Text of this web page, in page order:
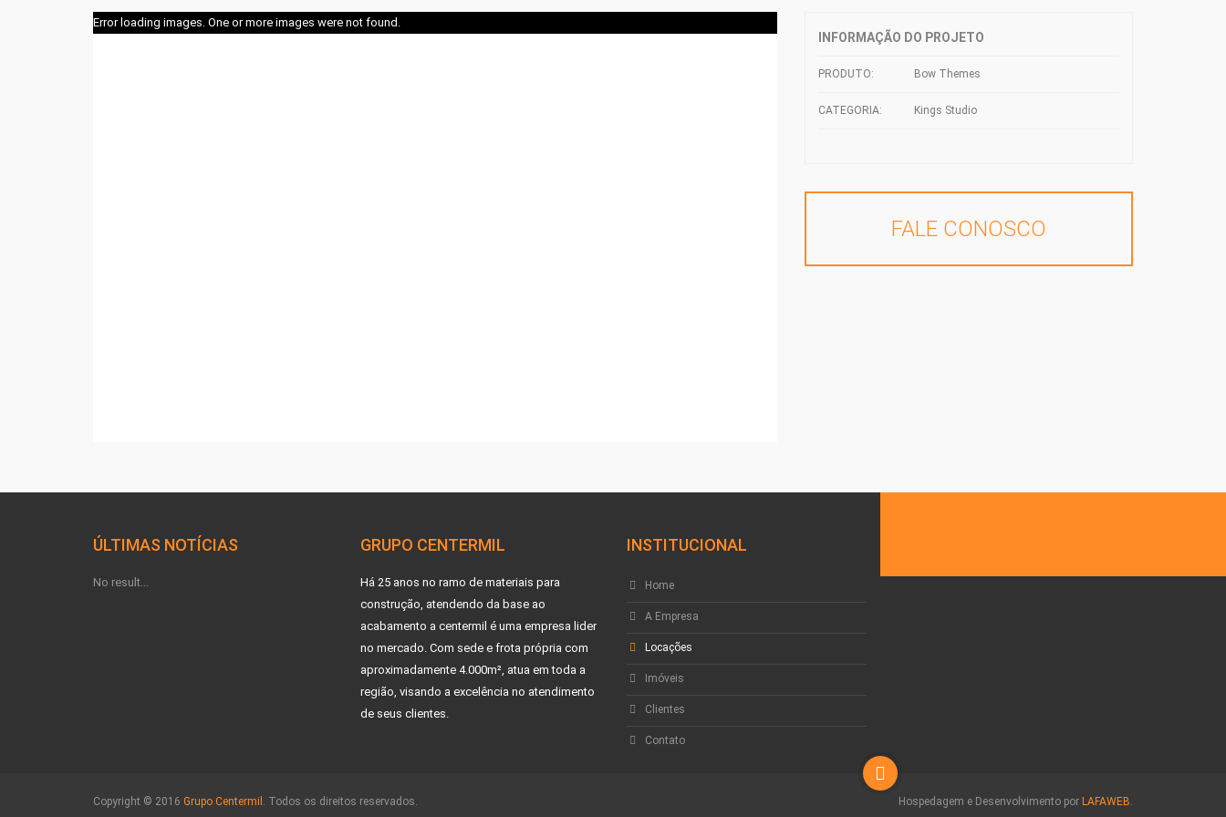
Error loading images. One or more images were not found.
INFORMAÇÃO DO PROJETO
PRODUTO: Bow Themes
CATEGORIA: Kings Studio
FALE CONOSCO
ÚLTIMAS NOTÍCIAS
No result...
GRUPO CENTERMIL
Há 25 anos no ramo de materiais para
construção, atendendo da base ao
acabamento a centermil é uma empresa lider
no mercado. Com sede e frota própria com
aproximadamente 4.000m², atua em toda a
região, visando a excelência no atendimento
de seus clientes.
INSTITUCIONAL
Home
A Empresa
Locações
Imóveis
Clientes
Contato
Copyright © 2016 Grupo Centermil . Todos os direitos reservados. Hospedagem e Desenvolvimento por LAFAWEB.